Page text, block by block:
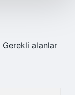
Gerekli alanlar